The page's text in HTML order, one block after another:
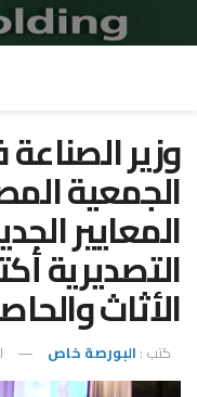
وزير
الجمعية
المعايير
التصديرية
الأثاث
كتب : البورصة خاص